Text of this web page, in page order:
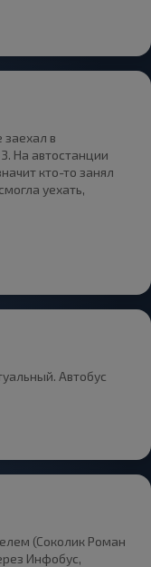
в
На автостанции
кто-то занял
уехать,
Автобус
(Соколик Роман
Инфобус,